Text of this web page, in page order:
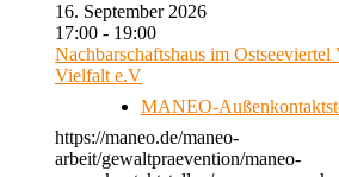
16. September 2026
17:00 - 19:00
Nachbarschaftshaus im
Vielfalt e.V
MANEO-
https://maneo.de/maneo-
arbeit/gewaltpraevention/maneo-